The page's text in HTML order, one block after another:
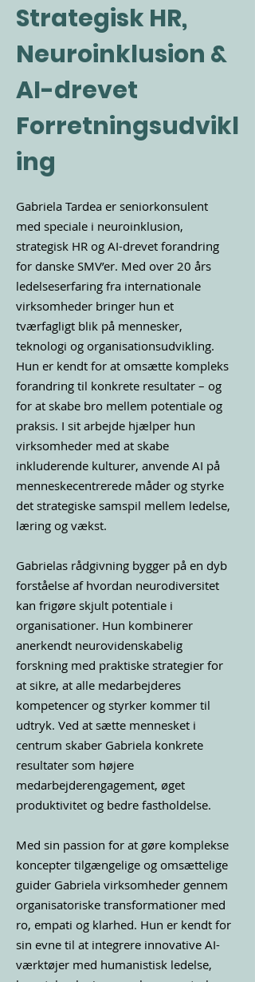
Strategisk HR,
Neuroinklusion &
AI-drevet
Forretningsudvikl
ing
Gabriela Tardea er seniorkonsulent
med speciale i neuroinklusion,
strategisk HR og AI-drevet forandring
for danske SMV’er. Med over 20 års
ledelseserfaring fra internationale
virksomheder bringer hun et
tværfagligt blik på mennesker,
teknologi og organisationsudvikling.
Hun er kendt for at omsætte kompleks
forandring til konkrete resultater – og
for at skabe bro mellem potentiale og
praksis. I sit arbejde hjælper hun
virksomheder med at skabe
inkluderende kulturer, anvende AI på
menneskecentrerede måder og styrke
det strategiske samspil mellem ledelse,
læring og vækst.
Gabrielas rådgivning bygger på en dyb
forståelse af hvordan neurodiversitet
kan frigøre skjult potentiale i
organisationer. Hun kombinerer
anerkendt neurovidenskabelig
forskning med praktiske strategier for
at sikre, at alle medarbejderes
kompetencer og styrker kommer til
udtryk. Ved at sætte mennesket i
centrum skaber Gabriela konkrete
resultater som højere
medarbejderengagement, øget
produktivitet og bedre fastholdelse.
Med sin passion for at gøre komplekse
koncepter tilgængelige og omsættelige
guider Gabriela virksomheder gennem
organisatoriske transformationer med
ro, empati og klarhed. Hun er kendt for
sin evne til at integrere innovative AI-
værktøjer med humanistisk ledelse,